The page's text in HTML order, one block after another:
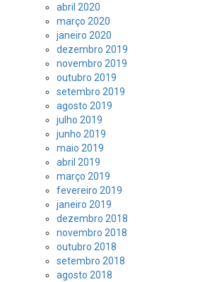
abril 2020
março 2020
janeiro 2020
dezembro 2019
novembro 2019
outubro 2019
setembro 2019
agosto 2019
julho 2019
junho 2019
maio 2019
abril 2019
março 2019
fevereiro 2019
janeiro 2019
dezembro 2018
novembro 2018
outubro 2018
setembro 2018
agosto 2018